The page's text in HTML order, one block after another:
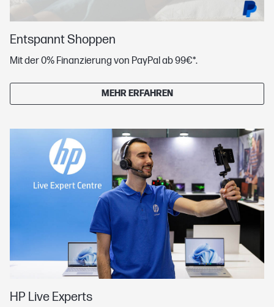
Entspannt Shoppen
Mit der 0% Finanzierung von PayPal ab 99€*.
MEHR ERFAHREN
HP Live Experts